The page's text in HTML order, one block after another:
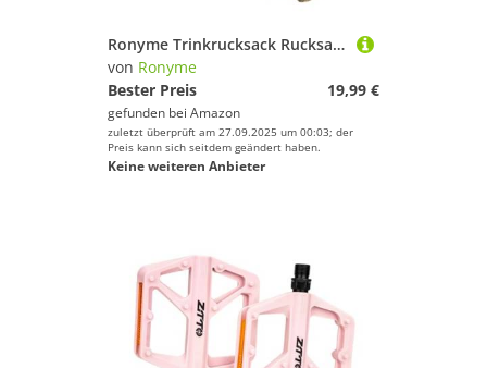
Ronyme Trinkrucksack Rucksack Harness Träger Multipocket Design 2L Wasser Reservoir Halter 23x11x31cm, Khaki
von Ronyme
Bester Preis
19,99 €
gefunden bei Amazon
zuletzt überprüft am 27.09.2025 um 00:03; der
Preis kann sich seitdem geändert haben.
Keine weiteren Anbieter